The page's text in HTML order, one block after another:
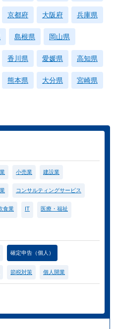
京都府 大阪府 兵庫県
島根県 岡山県
香川県 愛媛県 高知県
熊本県 大分県 宮崎県
小売業 建設業
コンサルティングサービス
食業 IT 医療・福祉
確定申告（個人）
節税対策 個人開業